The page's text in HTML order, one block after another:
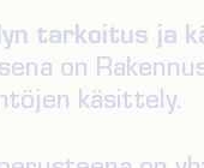
tarkoitus ja
on
käsittely.